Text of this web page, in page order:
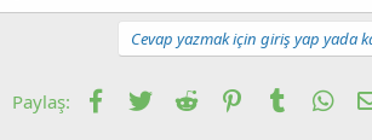
Cevap yazmak için giriş yap yada
Paylaş: Facebook
TwitterReddit PinterestTumblr